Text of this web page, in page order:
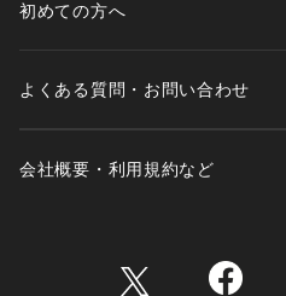
初めての方へ
よくある質問・お問い合わせ
会社概要・利用規約など